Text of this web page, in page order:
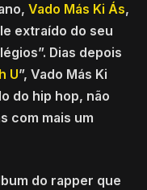
Vado Más Ki Ás,
extraído do seu
Dias depois
U”, Vado Más Ki
do hip hop, não
com mais um
do rapper que